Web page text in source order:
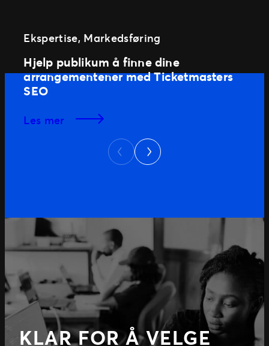
Ekspertise, Markedsføring
Hjelp publikum å finne dine
arrangementener med Ticketmasters
SEO
les mer
Previous
Next
KLAR FOR Å VELGE